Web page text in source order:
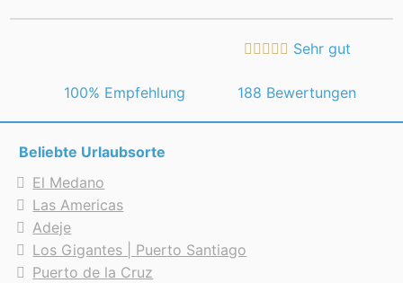
Sehr gut
100% Empfehlung 188 Bewertungen
Beliebte Urlaubsorte
El Medano
Las Americas
Adeje
Los Gigantes | Puerto Santiago
Puerto de la Cruz